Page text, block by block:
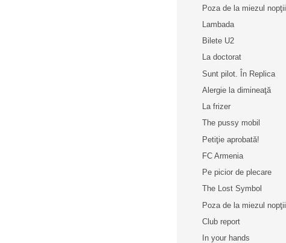
Poza de la miezul nopţii
Lambada
Bilete U2
La doctorat
Sunt pilot. În Replica
Alergie la dimineaţă
La frizer
The pussy mobil
Petiţie aprobată!
FC Armenia
Pe picior de plecare
The Lost Symbol
Poza de la miezul nopţii
Club report
In your hands